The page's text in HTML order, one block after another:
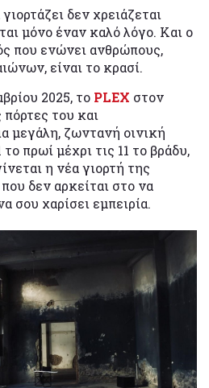
δεν χρειάζεται
μόνο έναν καλό λόγο. Και ο
που ενώνει ανθρώπους,
είναι το κρασί.
2025, το PLEX στον
πόρτες του και
μεγάλη, ζωντανή οινική
πρωί μέχρι τις 11 το βράδυ,
η νέα γιορτή της
δεν αρκείται στο να
σου χαρίσει εμπειρία.